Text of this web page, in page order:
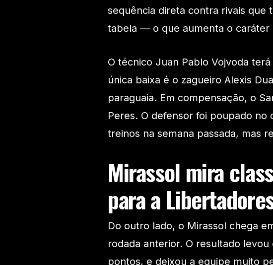
sequência direta contra rivais que
tabela — o que aumenta o caráter
O técnico Juan Pablo Vojvoda
única baixa é o zagueiro Alexis
paraguaia. Em compensação, o
Peres. O defensor foi poupado
treinos na semana passada, mas
Mirassol mira
para a
Do outro lado, o Mirassol chega
rodada anterior. O resultado
pontos, e deixou a equipe muito